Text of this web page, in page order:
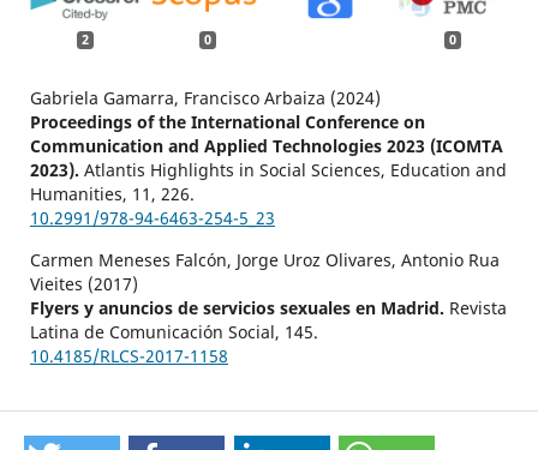
2 0 0
Gabriela Gamarra, Francisco Arbaiza (2024)
Proceedings of the International Conference on
Communication and Applied Technologies 2023 (ICOMTA
2023). Atlantis Highlights in Social Sciences, Education and
Humanities, 11 , 226.
10.2991/978-94-6463-254-5_23
Carmen Meneses Falcón, Jorge Uroz Olivares, Antonio Rua
Vieites (2017)
Flyers y anuncios de servicios sexuales en Madrid. Revista
Latina de Comunicación Social, 145.
10.4185/RLCS-2017-1158